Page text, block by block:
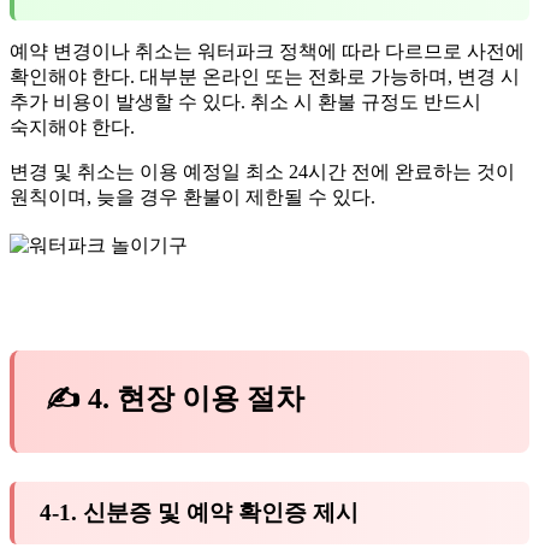
예약 변경이나 취소는 워터파크 정책에 따라 다르므로 사전에
확인해야 한다. 대부분 온라인 또는 전화로 가능하며, 변경 시
추가 비용이 발생할 수 있다. 취소 시 환불 규정도 반드시
숙지해야 한다.
변경 및 취소는 이용 예정일 최소 24시간 전에 완료하는 것이
원칙이며, 늦을 경우 환불이 제한될 수 있다.
✍ 4. 현장 이용 절차
4-1. 신분증 및 예약 확인증 제시